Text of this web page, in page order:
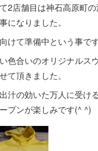
2店舗目は神石高原町
になりました。
けて準備中という事です
色合いのオリジナルス
て頂きました。
汁の効いた万人に受け
プンが楽しみです(^ ^)